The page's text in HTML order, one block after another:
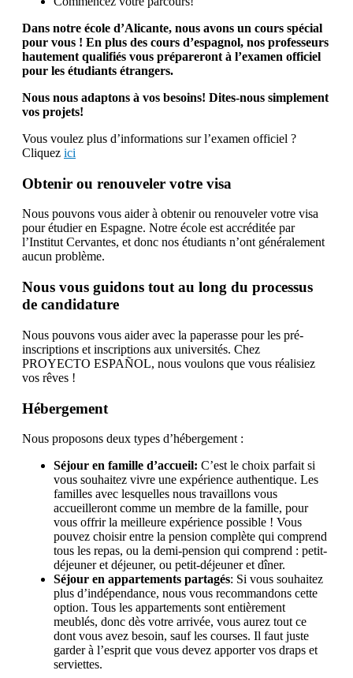
Dans notre école d’Alicante, nous avons un cours spécial
pour vous ! En plus des cours d’espagnol, nos professeurs
hautement qualifiés vous prépareront à l’examen officiel
pour les étudiants étrangers.
Nous nous adaptons à vos besoins! Dites-nous simplement
vos projets!
Vous voulez plus d’informations sur l’examen officiel ?
Cliquez ici
Obtenir ou renouveler votre visa
Nous pouvons vous aider à obtenir ou renouveler votre visa
pour étudier en Espagne. Notre école est accréditée par
l’Institut Cervantes, et donc nos étudiants n’ont généralement
aucun problème.
Nous vous guidons tout au long du processus
de candidature
Nous pouvons vous aider avec la paperasse pour les pré-
inscriptions et inscriptions aux universités. Chez
PROYECTO ESPAÑOL, nous voulons que vous réalisiez
vos rêves !
Hébergement
Nous proposons deux types d’hébergement :
Séjour en famille d’accueil: C’est le choix parfait si
vous souhaitez vivre une expérience authentique. Les
familles avec lesquelles nous travaillons vous
accueilleront comme un membre de la famille, pour
vous offrir la meilleure expérience possible ! Vous
pouvez choisir entre la pension complète qui comprend
tous les repas, ou la demi-pension qui comprend : petit-
déjeuner et déjeuner, ou petit-déjeuner et dîner.
Séjour en appartements partagés: Si vous souhaitez
plus d’indépendance, nous vous recommandons cette
option. Tous les appartements sont entièrement
meublés, donc dès votre arrivée, vous aurez tout ce
dont vous avez besoin, sauf les courses. Il faut juste
garder à l’esprit que vous devez apporter vos draps et
serviettes.